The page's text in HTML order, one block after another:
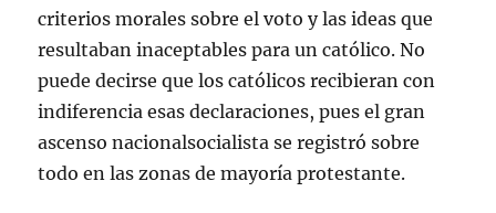
criterios morales sobre el voto y las ideas que
resultaban inaceptables para un católico. No
puede decirse que los católicos recibieran con
indiferencia esas declaraciones, pues el gran
ascenso nacionalsocialista se registró sobre
todo en las zonas de mayoría protestante.